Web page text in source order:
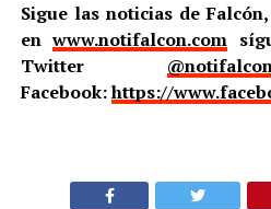
Sigue las noticias de
enwww.notifalcon.com
Twitter
Facebook:https://